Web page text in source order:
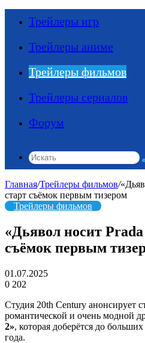
Трейлеры игр
Трейлеры аниме
Трейлеры фильмов
Трейлеры сериалов
Форум
Главная/Трейлеры фильмов/
старт съёмок первым тизером
Трейлеры фильмов
«Дьявол носит
съёмок первым
01.07.2025
0 202
Студия 20th Century анонсирует
романтической и очень модной
2», которая доберётся до
года.